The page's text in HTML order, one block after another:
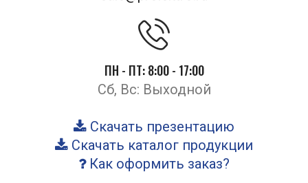
ПН - ПТ: 8:00 - 17:00
Сб, Вс: Выходной
Скачать презентацию
Скачать каталог продукции
Как оформить заказ?